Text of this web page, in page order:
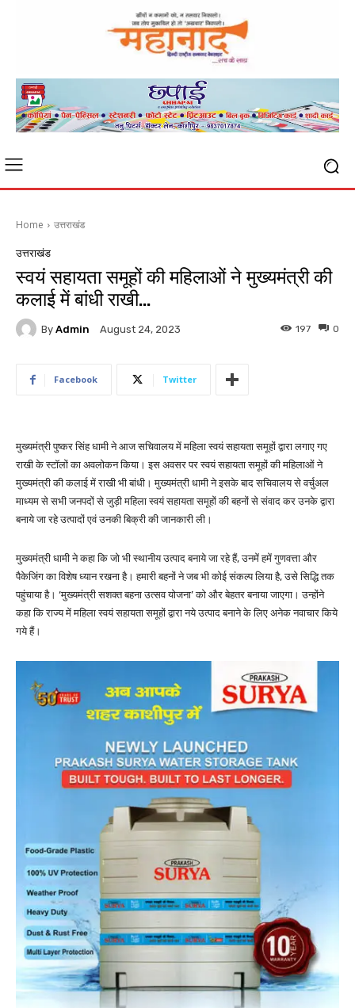
Home उत्तराखंड
उत्तराखंड
स्वयं सहायता समूहों की महिलाओं ने मुख्यमंत्री की
कलाई में बांधी राखी…
By Admin August 24, 2023 0
197
Facebook Twitter
मुख्यमंत्री पुष्कर सिंह धामी ने आज सचिवालय में महिला स्वयं सहायता समूहों द्वारा लगाए गए
राखी के स्टॉलों का अवलोकन किया। इस अवसर पर स्वयं सहायता समूहों की महिलाओं ने
मुख्यमंत्री की कलाई में राखी भी बांधी। मुख्यमंत्री धामी ने इसके बाद सचिवालय से वर्चुअल
माध्यम से सभी जनपदों से जुड़ी महिला स्वयं सहायता समूहों की बहनों से संवाद कर उनके द्वारा
बनाये जा रहे उत्पादों एवं उनकी बिक्री की जानकारी ली।
मुख्यमंत्री धामी ने कहा कि जो भी स्थानीय उत्पाद बनाये जा रहे हैं, उनमें हमें गुणवत्ता और
पैकेजिंग का विशेष ध्यान रखना है। हमारी बहनों ने जब भी कोई संकल्प लिया है, उसे सिद्धि तक
पहुंचाया है। ‘मुख्यमंत्री सशक्त बहना उत्सव योजना’ को और बेहतर बनाया जाएगा। उन्होंने
कहा कि राज्य में महिला स्वयं सहायता समूहों द्वारा नये उत्पाद बनाने के लिए अनेक नवाचार किये
गये हैं।